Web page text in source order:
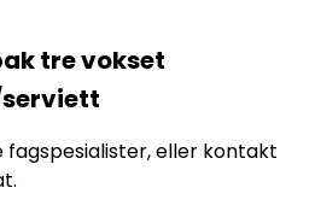
tre vokset
fagspesialister, eller kontakt